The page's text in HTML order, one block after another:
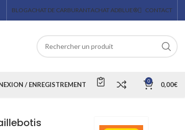
BLOGACHAT DE CARBURANTACHAT ADBLUE® CONTACT
/ ENREGISTREMENT 0 0,00€